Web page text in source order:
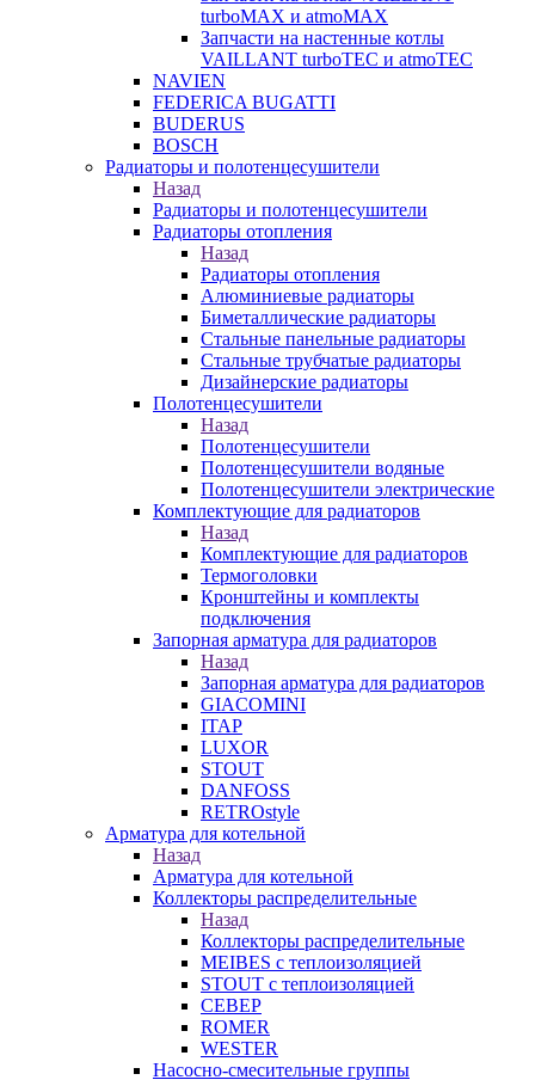
turboMAX и atmoMAX
Запчасти на настенные котлы
VAILLANT turboTEC и atmoTEC
NAVIEN
FEDERICA BUGATTI
BUDERUS
BOSCH
Радиаторы и полотенцесушители
Назад
Радиаторы и полотенцесушители
Радиаторы отопления
Назад
Радиаторы отопления
Алюминиевые радиаторы
Биметаллические радиаторы
Стальные панельные радиаторы
Стальные трубчатые радиаторы
Дизайнерские радиаторы
Полотенцесушители
Назад
Полотенцесушители
Полотенцесушители водяные
Полотенцесушители электрические
Комплектующие для радиаторов
Назад
Комплектующие для радиаторов
Термоголовки
Кронштейны и комплекты
подключения
Запорная арматура для радиаторов
Назад
Запорная арматура для радиаторов
GIACOMINI
ITAP
LUXOR
STOUT
DANFOSS
RETROstyle
Арматура для котельной
Назад
Арматура для котельной
Коллекторы распределительные
Назад
Коллекторы распределительные
MEIBES с теплоизоляцией
STOUT с теплоизоляцией
СЕВЕР
ROMER
WESTER
Насосно-смесительные группы